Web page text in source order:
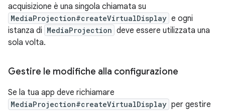
acquisizione è una singola chiamata su
MediaProjection#createVirtualDisplay e ogni
istanza di MediaProjection deve essere utilizzata una
sola volta.
Gestire le modifiche alla configurazione
Se la tua app deve richiamare
MediaProjection#createVirtualDisplay per gestire